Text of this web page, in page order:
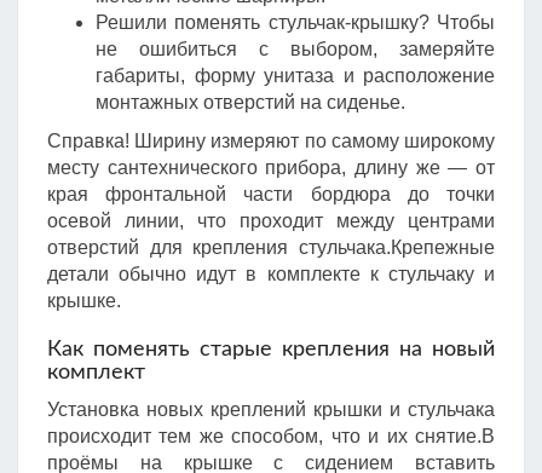
Решили поменять стульчак-крышку? Чтобы
не ошибиться с выбором, замеряйте
габариты, форму унитаза и расположение
монтажных отверстий на сиденье.
Справка! Ширину измеряют по самому широкому
месту сантехнического прибора, длину же — от
края фронтальной части бордюра до точки
осевой линии, что проходит между центрами
отверстий для крепления стульчака.Крепежные
детали обычно идут в комплекте к стульчаку и
крышке.
Как поменять старые крепления на новый
комплект
Установка новых креплений крышки и стульчака
происходит тем же способом, что и их снятие.В
проёмы на крышке с сидением вставить